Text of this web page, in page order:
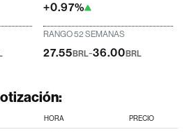
+0.97%
RANGO 52 SEMANAS
27.55 BRL-36.00 BRL
HORA PRECIO